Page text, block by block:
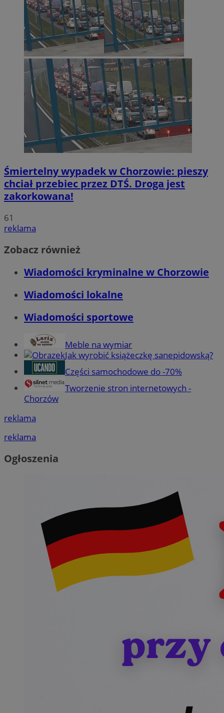
Śmiertelny wypadek w Chorzowie: pieszy
chciał przebiec przez DTŚ. Droga jest
zakorkowana!
61
reklama
Zobacz również
Wiadomości kryminalne w Chorzowie
Wiadomości lokalne
Wiadomości sportowe
Meble na wymiar
Jak wyrobić książeczkę sanepidowską?
Części samochodowe do -70%
Tworzenie stron internetowych -
Chorzów
reklama
reklama
Ogłoszenia